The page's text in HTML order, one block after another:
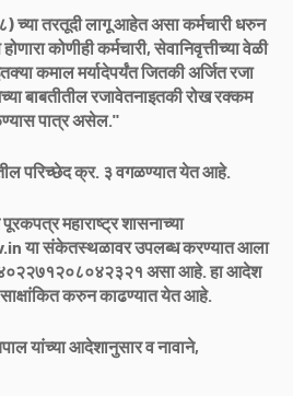
च्या तरतूदी लागू आहेत असा कर्मचारी धरुन
कोणीही कर्मचारी, सेवानिवृत्तीच्या वेळी
कमाल मर्यादेपर्यंत जितकी अर्जित रजा
बाबतीतील रजावेतनाइतकी रोख रक्कम
पात्र असेल."
परिच्छेद क्र. ३ वगळण्यात येत आहे.
महाराष्ट्र शासनाच्या
या संकेतस्थळावर उपलब्ध करण्यात आला
असा आहे. हा आदेश
साक्षांकित करुन काढण्यात येत आहे.
यांच्या आदेशानुसार व नावाने,